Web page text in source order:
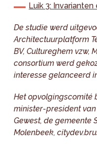
Luik 3:
De studie werd
Architectuurplatform
BV, Cultureghem vzw,
consortium werd
interesse gelanceerd
Het opvolgingscomité
minister-president
Gewest,de gemeente
Molenbeek,